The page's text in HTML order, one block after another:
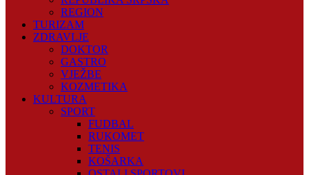
REGION
TURIZAM
ZDRAVLJE
DOKTOR
GASTRO
VJEŽBE
KOZMETIKA
KULTURA
SPORT
FUDBAL
RUKOMET
TENIS
KOŠARKA